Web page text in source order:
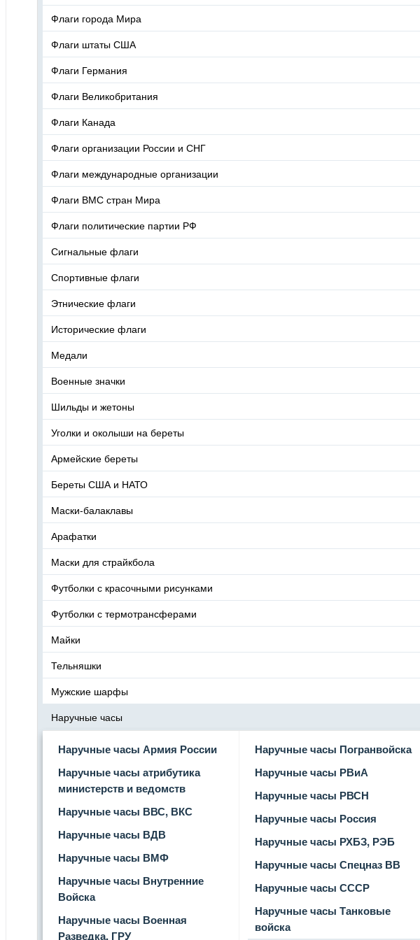
Флаги города Мира
Флаги штаты США
Флаги Германия
Флаги Великобритания
Флаги Канада
Флаги организации России и СНГ
Флаги международные организации
Флаги ВМС стран Мира
Флаги политические партии РФ
Сигнальные флаги
Спортивные флаги
Этнические флаги
Исторические флаги
Медали
Военные значки
Шильды и жетоны
Уголки и околыши на береты
Армейские береты
Береты США и НАТО
Маски-балаклавы
Арафатки
Маски для страйкбола
Футболки с красочными рисунками
Футболки с термотрансферами
Майки
Тельняшки
Мужские шарфы
Наручные часы
Наручные часы Армия России
Наручные часы атрибутика
министерств и ведомств
Наручные часы ВВС, ВКС
Наручные часы ВДВ
Наручные часы ВМФ
Наручные часы Внутренние
Войска
Наручные часы Военная
Разведка, ГРУ
Наручные часы Погранвойска
Наручные часы РВиА
Наручные часы РВСН
Наручные часы Россия
Наручные часы РХБЗ, РЭБ
Наручные часы Спецназ ВВ
Наручные часы СССР
Наручные часы Танковые
войска